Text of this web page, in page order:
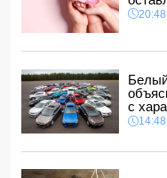
14:04, 08.08.2026
Прогноз погоды в
14:00, 08.08.2026
Никол Пашинян
12:48, 08.08.2026
СМИ: США ищут на
"венесуэльского
с